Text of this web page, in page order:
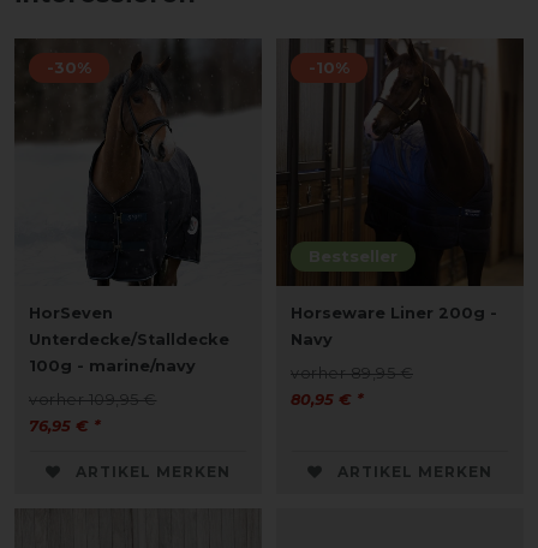
-30%
HorSeven
Unterdecke/Stalldecke
100g - marine/navy
vorher 109,95 €
76,95 € *
ARTIKEL MERKEN
Bestseller
-10%
Horseware Liner 200g -
Navy
vorher 89,95 €
80,95 € *
ARTIKEL MERKEN